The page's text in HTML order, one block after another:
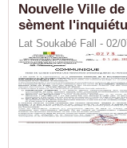
Nouvelle Ville
sèment
Lat Soukabé Fall - 02/